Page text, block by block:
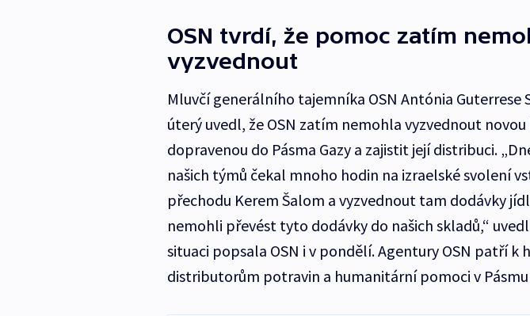
OSN tvrdí, že pomoc zatím
vyzvednout
Mluvčí generálního tajemníka OSN Antónia Guterrese
úterý uvedl, že OSN zatím nemohla vyzvednout
dopravenou do Pásma Gazy a zajistit její distribuci.
našich týmů čekal mnoho hodin na izraelské svolení
přechodu Kerem Šalom a vyzvednout tam dodávky
nemohli převést tyto dodávky do našich skladů,“
situaci popsala OSN i v pondělí. Agentury OSN patří k
distributorům potravin a humanitární pomoci v Pásmu